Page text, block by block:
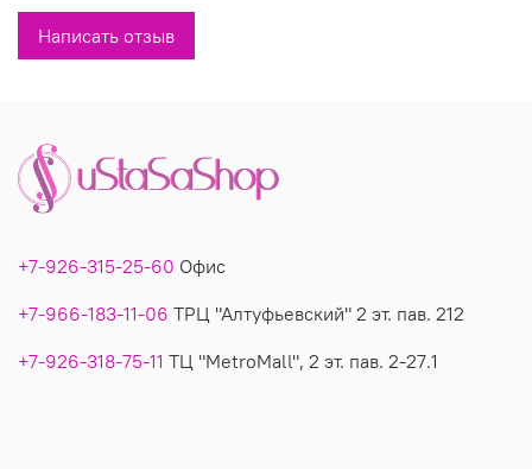
производитель.
Написать отзыв
+7-926-315-25-60 Офис
+7-966-183-11-06 ТРЦ "Алтуфьевский" 2 эт. пав. 212
+7-926-318-75-11 ТЦ "MetroMall", 2 эт. пав. 2-27.1